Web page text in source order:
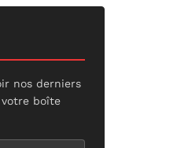
nos derniers
boîte